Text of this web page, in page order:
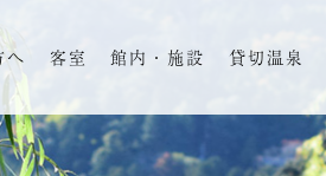
へ 客室 館内・施設 貸切温泉